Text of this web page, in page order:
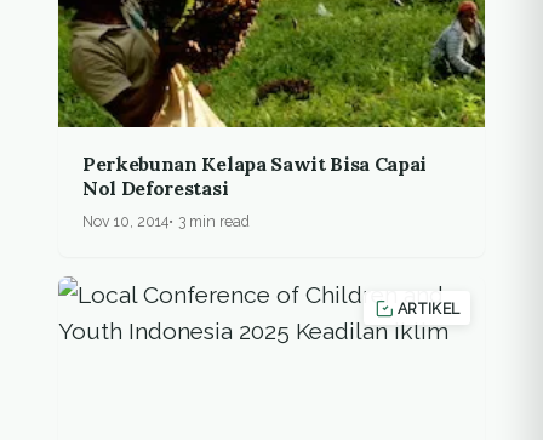
Perkebunan Kelapa Sawit Bisa Capai
Nol Deforestasi
Nov 10, 2014 3 min read
ARTIKEL